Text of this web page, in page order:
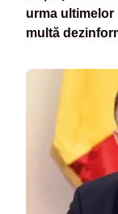
urma
multă